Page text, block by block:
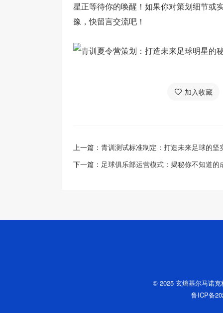
星正等待你的唤醒！如果你对策划细节或
豫，快留言交流吧！
加入收藏
上一篇： 青训测试标准制定：打造未来足球的坚
下一篇： 足球俱乐部运营模式：揭秘你不知道的
© 2025 玄熵基尔马诺
鲁ICP备